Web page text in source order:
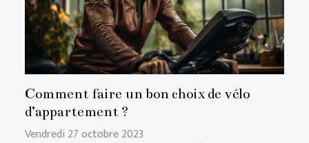
Comment faire un bon choix de vélo
d’appartement ?
Vendredi 27 octobre 2023